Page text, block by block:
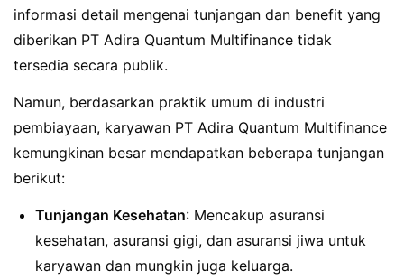
informasi detail mengenai tunjangan dan benefit yang
diberikan PT Adira Quantum Multifinance tidak
tersedia secara publik.
Namun, berdasarkan praktik umum di industri
pembiayaan, karyawan PT Adira Quantum Multifinance
kemungkinan besar mendapatkan beberapa tunjangan
berikut:
Tunjangan Kesehatan: Mencakup asuransi
kesehatan, asuransi gigi, dan asuransi jiwa untuk
karyawan dan mungkin juga keluarga.